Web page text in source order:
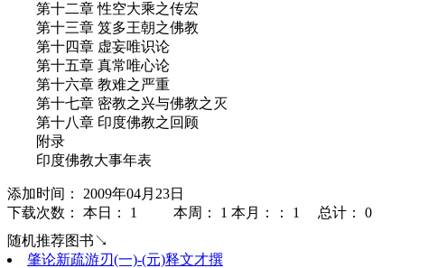
第十二章 性空大乘之传宏
第十三章 笈多王朝之佛教
第十四章 虚妄唯识论
第十五章 真常唯心论
第十六章 教难之严重
第十七章 密教之兴与佛教之灭
第十八章 印度佛教之回顾
附录
印度佛教大事年表
添加时间： 2009年04月23日
下载次数： 本日： 1 本周： 1 本月：： 1 总计： 0
随机推荐图书↘
肇论新疏游刃(一)-(元)释文才撰